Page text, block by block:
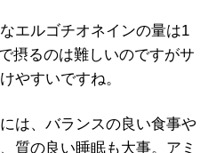
エルゴチオネインの量は1
摂るのは難しいのですがサ
やすいですね。
は、バランスの良い食事や
質の良い睡眠も大事。アミ